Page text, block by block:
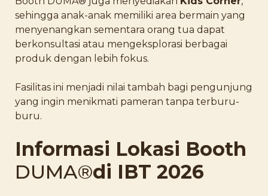
sehingga anak-anak memiliki area bermain yang
menyenangkan sementara orang tua dapat
berkonsultasi atau mengeksplorasi berbagai
produk dengan lebih fokus.
Fasilitas ini menjadi nilai tambah bagi pengunjung
yang ingin menikmati pameran tanpa terburu-
buru.
Informasi Lokasi Booth
DUMA®di IBT 2026